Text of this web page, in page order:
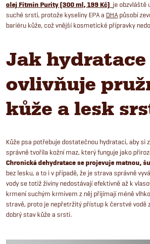
olej Fitmin Purity (300 ml, 199 Kč) je obzvláště
suché srsti, protože kyseliny EPA a DHA působí
bariéru kůže, což vnější kosmetické přípravky
Jak hydratace
ovlivňuje
kůže a lesk
Kůže psa potřebuje dostatečnou hydrataci, aby si
správně tvořila kožní maz, který funguje jako
Chronická dehydratace se projevuje matnou,
bez lesku, a to i v případě, že je strava správně
vody se totiž živiny nedostávají efektivně až k
krmení suchým krmivem z něj přijímají méně
stravě, proto je nepřetržitý přístup k čerstvé vodě
dobrý stav kůže a srsti.